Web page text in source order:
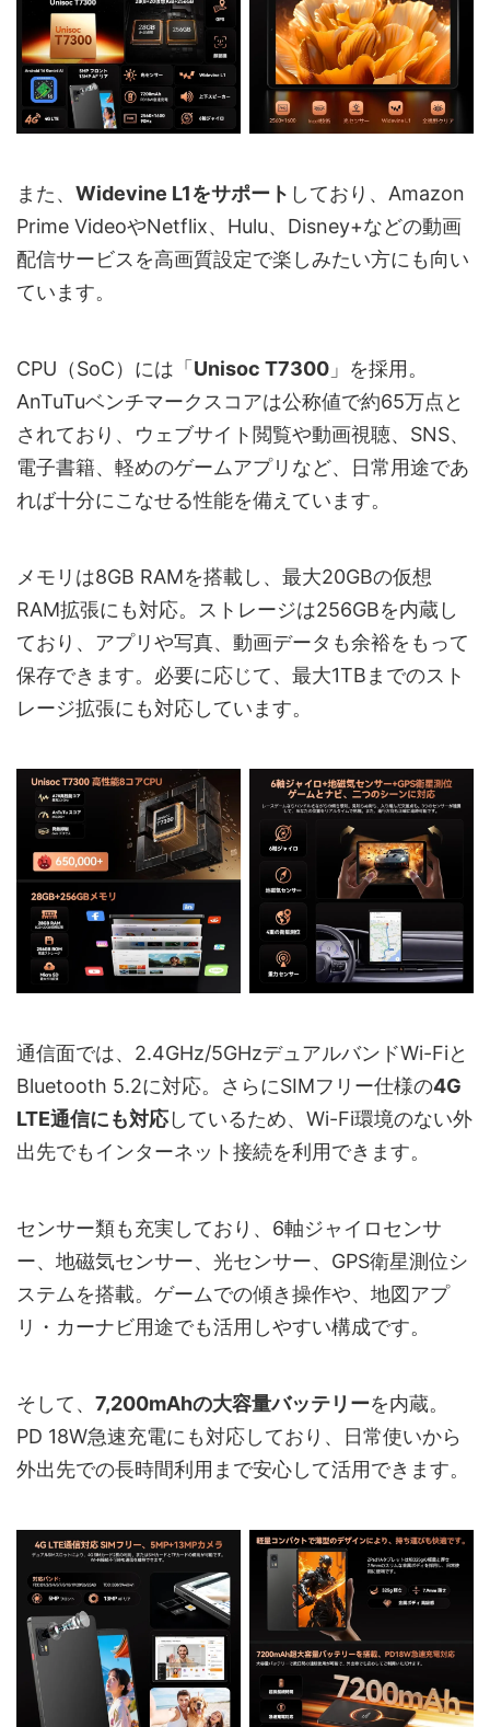
また、 Widevine L1をサポート しており、Amazon
Prime VideoやNetflix、Hulu、Disney+などの動画
配信サービスを高画質設定で楽しみたい方にも向い
ています。
CPU（SoC）には「 Unisoc T7300 」を採用。
AnTuTuベンチマークスコアは公称値で約65万点と
されており、ウェブサイト閲覧や動画視聴、SNS、
電子書籍、軽めのゲームアプリなど、日常用途であ
れば十分にこなせる性能を備えています。
メモリは8GB RAMを搭載し、最大20GBの仮想
RAM拡張にも対応。ストレージは256GBを内蔵し
ており、アプリや写真、動画データも余裕をもって
保存できます。必要に応じて、最大1TBまでのスト
レージ拡張にも対応しています。
通信面では、2.4GHz/5GHzデュアルバンドWi-Fiと
Bluetooth 5.2に対応。さらにSIMフリー仕様の4G
LTE通信にも対応しているため、Wi-Fi環境のない外
出先でもインターネット接続を利用できます。
センサー類も充実しており、6軸ジャイロセンサ
ー、地磁気センサー、光センサー、GPS衛星測位シ
ステムを搭載。ゲームでの傾き操作や、地図アプ
リ・カーナビ用途でも活用しやすい構成です。
そして、 7,200mAhの大容量バッテリーを内蔵。
PD 18W急速充電にも対応しており、日常使いから
外出先での長時間利用まで安心して活用できます。